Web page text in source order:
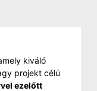
kiváló
projekt célú
ezelőtt